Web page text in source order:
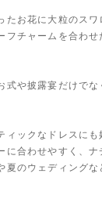
たお花に大粒のスワ
フチャームを合わせ
式や披露宴だけでな
ィックなドレスに
に合わせやすく、ナ
夏のウェディングな